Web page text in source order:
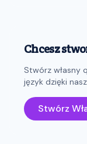
Chcesz
Stwórz własny
język dzięki
Stwórz